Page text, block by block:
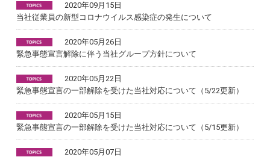
2020年09月15日
当社従業員の新型コロナウイルス感染症の発生について
2020年05月26日
緊急事態宣言解除に伴う当社グループ方針について
2020年05月22日
緊急事態宣言の一部解除を受けた当社対応について（5/22更新）
2020年05月15日
緊急事態宣言の一部解除を受けた当社対応について（5/15更新）
2020年05月07日